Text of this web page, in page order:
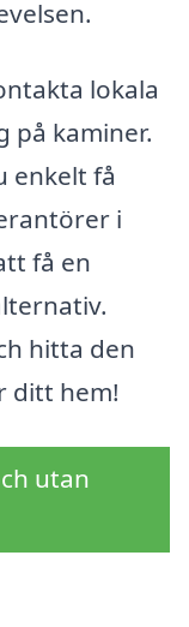
lokala
på kaminer.
enkelt få
i
få en
hitta den
ditt hem!
utan